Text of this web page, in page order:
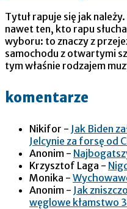
Tytuł rapuje się jak
nawet ten, kto rapu
wyboru: to znaczy z
samochodu z otwartymi
tym właśnie rodzajem
komentarze
Nikifor - Jak Biden
Jelcynie za forsę od
Anonim -
Krzysztof Laga -
Monika -
Anonim - Jak
węglowe kłamstwo